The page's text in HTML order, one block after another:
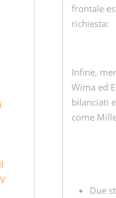
frontale
richiesta:
Infine,
Wima ed
bilanciati
come
Due